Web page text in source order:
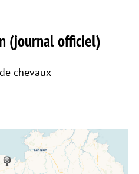
(journal officiel)
chevaux